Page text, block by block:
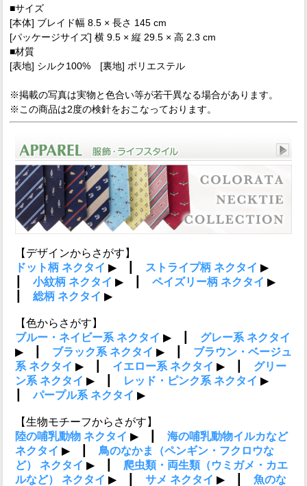
■サイズ
[本体] ブレイド幅 8.5 × 長さ 145 cm
[パッケージサイズ] 横 9.5 × 縦 29.5 × 高 2.3 cm
■材質
[表地] シルク100% [裏地] ポリエステル
※掲載の写真は実物と色合い等が若干異なる場合があります。
※この商品は2度の検針をおこなっております。